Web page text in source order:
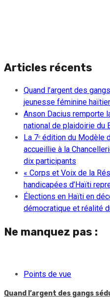
Articles récents
Quand l’argent des
jeunesse féminine
Anson Dacius remporte
national de plaidoirie du
La 7ᵉ édition du Modèle
accueillie à la
dix participants
« Corps et Voix de la
handicapées d’Haïti
Élections en Haïti en
démocratique et réalité
Ne manquez pas :
Points de vue
Quand l’argent des gangs